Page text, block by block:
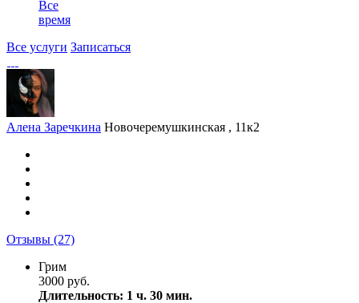
Все
время
Все услуги Записаться
Алена Заречкина Новочеремушкинская , 11к2
Отзывы (27)
Грим
3000 руб.
Длительность: 1 ч. 30 мин.